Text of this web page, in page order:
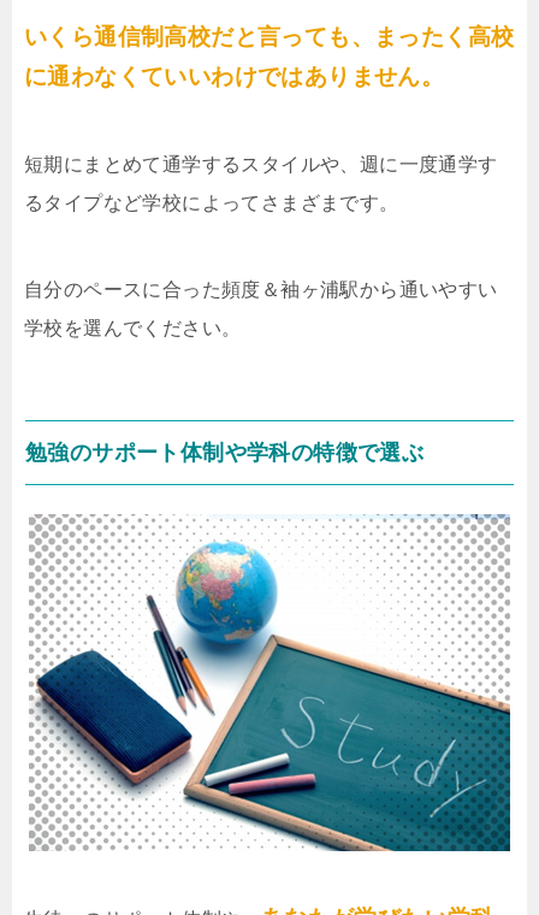
いくら通信制高校だと言っても、まったく高校
に通わなくていいわけではありません。
短期にまとめて通学するスタイルや、週に一度通学す
るタイプなど学校によってさまざまです。
自分のペースに合った頻度＆袖ヶ浦駅から通いやすい
学校を選んでください。
勉強のサポート体制や学科の特徴で選ぶ